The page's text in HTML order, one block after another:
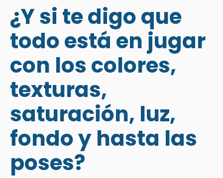
¿Y si te digo que
todo está en jugar
con los colores,
texturas,
saturación, luz,
fondo y hasta las
poses?